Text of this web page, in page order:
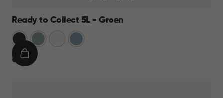
Ready to Collect 5L - Groen
Donkergrijs
Groen Blauw
€
€ 9,95
IN